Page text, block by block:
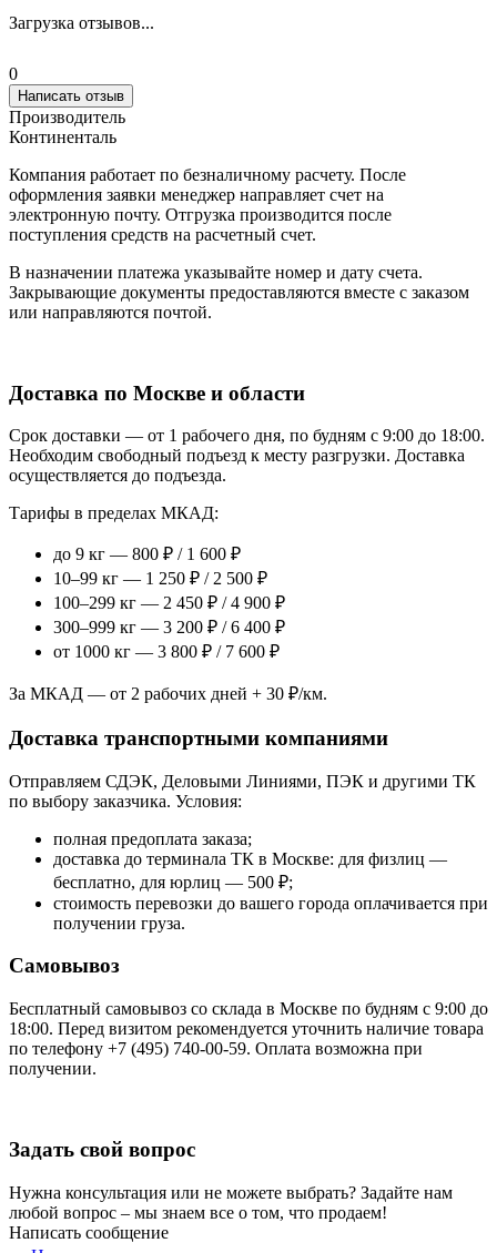
Загрузка отзывов...
0
Написать отзыв
Производитель
Континенталь
Компания работает по безналичному расчету. После
оформления заявки менеджер направляет счет на
электронную почту. Отгрузка производится после
поступления средств на расчетный счет.
В назначении платежа указывайте номер и дату счета.
Закрывающие документы предоставляются вместе с заказом
или направляются почтой.
Доставка по Москве и области
Срок доставки — от 1 рабочего дня, по будням с 9:00 до 18:00.
Необходим свободный подъезд к месту разгрузки. Доставка
осуществляется до подъезда.
Тарифы в пределах МКАД:
до 9 кг — 800 ₽ / 1 600 ₽
10–99 кг — 1 250 ₽ / 2 500 ₽
100–299 кг — 2 450 ₽ / 4 900 ₽
300–999 кг — 3 200 ₽ / 6 400 ₽
от 1000 кг — 3 800 ₽ / 7 600 ₽
За МКАД — от 2 рабочих дней + 30 ₽/км.
Доставка транспортными компаниями
Отправляем СДЭК, Деловыми Линиями, ПЭК и другими ТК
по выбору заказчика. Условия:
полная предоплата заказа;
доставка до терминала ТК в Москве: для физлиц —
бесплатно, для юрлиц — 500 ₽;
стоимость перевозки до вашего города оплачивается при
получении груза.
Самовывоз
Бесплатный самовывоз со склада в Москве по будням с 9:00 до
18:00. Перед визитом рекомендуется уточнить наличие товара
по телефону +7 (495) 740-00-59. Оплата возможна при
получении.
Задать свой вопрос
Нужна консультация или не можете выбрать? Задайте нам
любой вопрос – мы знаем все о том, что продаем!
Написать сообщение